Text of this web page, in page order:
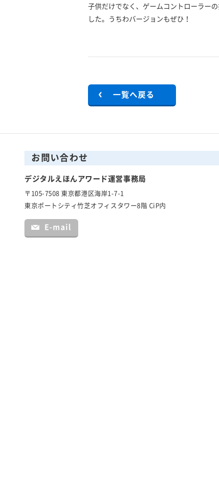
子供だけでなく、ゲームコントローラー
した。うちわバージョンもぜひ！
一覧へ戻る
お問い合わせ
デジタルえほんアワード運営事務局
〒105-7508 東京都港区海岸1-7-1
東京ポートシティ竹芝オフィスタワー8階 CiP内
E-mail